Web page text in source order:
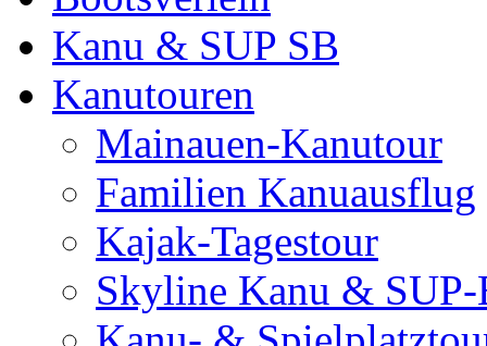
Kanu & SUP SB
Kanutouren
Mainauen-Kanutour
Familien Kanuausflug
Kajak-Tagestour
Skyline Kanu & SUP-